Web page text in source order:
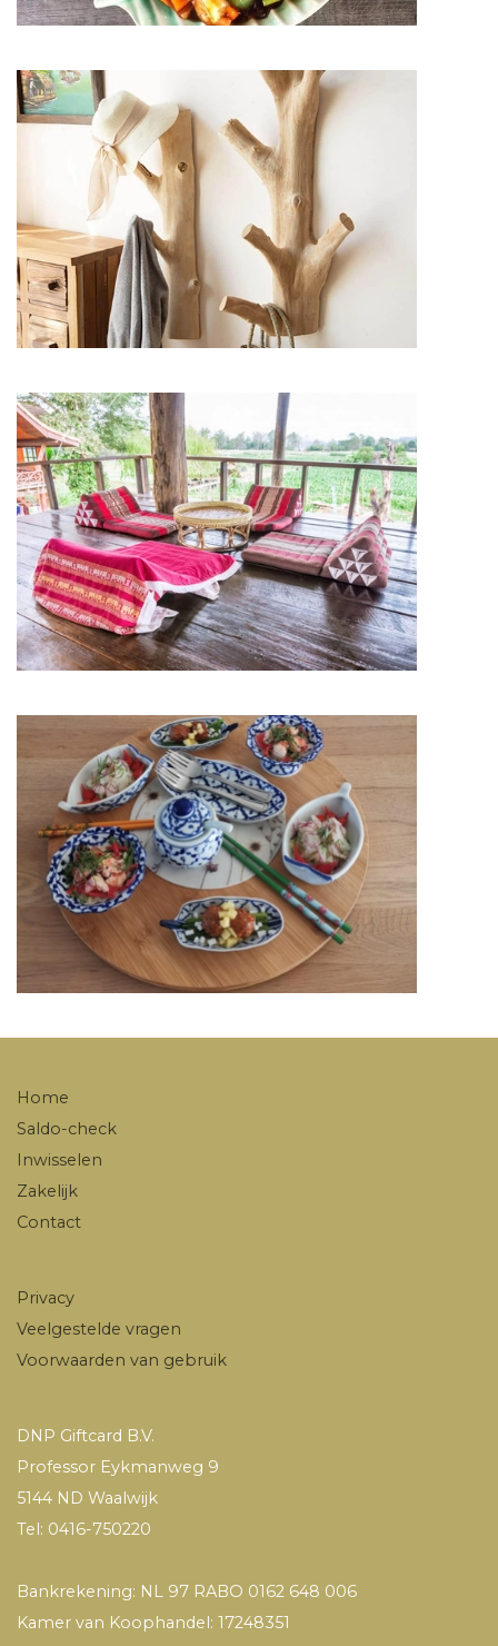
Home
Saldo-check
Inwisselen
Zakelijk
Contact
Privacy
Veelgestelde vragen
Voorwaarden van gebruik
DNP Giftcard B.V.
Professor Eykmanweg 9
5144 ND Waalwijk
Tel: 0416-750220
Bankrekening: NL 97 RABO 0162 648 006
Kamer van Koophandel: 17248351